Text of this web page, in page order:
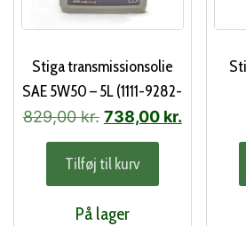
Stiga transmissionsolie
SAE 5W50 – 5L (1111-9282-
01)
829,00kr. Den
oprindelige
pris
var:
829,00 kr..
738,00 kr.Den
Tilføj til kurv
På lager